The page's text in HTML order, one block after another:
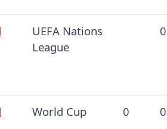
UEFA Nations
League
0
World Cup 0 0